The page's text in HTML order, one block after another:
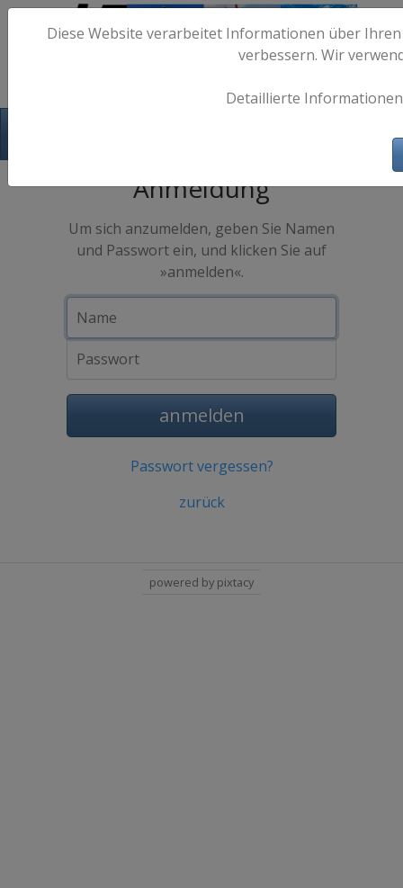
Anmeldung
Um sich anzumelden, geben Sie Namen
und Passwort ein, und klicken Sie auf
»anmelden«.
anmelden
Passwort vergessen?
zurück
Diese Website verarbeitet Informationen über
verbessern. Wir
Detaillierte
powered by pixtacy